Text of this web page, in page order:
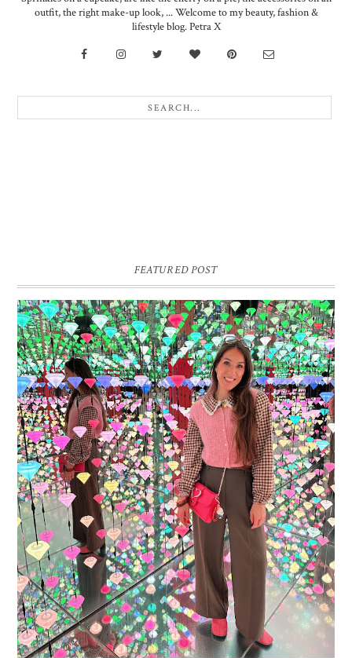
outfit, the right make-up look, ... Welcome to my beauty, fashion &
lifestyle blog. Petra X
FEATURED POST
16 JAAR SPRINKLES ON A CUPCAKE
Vandaag is het weer zo’n moment waarop ik even bewust op de
pauzeknop duw, want Sprinkles on a Cupcake bestaat 16 jaar. Zestien.
Dat blijft ...